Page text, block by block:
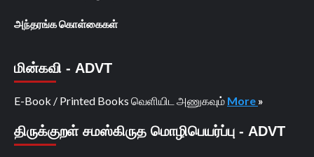
அந்தரங்க கொள்கைகள்
மின்கவி - ADVT
E-Book / Printed Books வெளியிட அணுகவும் More »
திருக்குறள் சமஸ்கிருத மொழிபெயர்ப்பு - ADVT